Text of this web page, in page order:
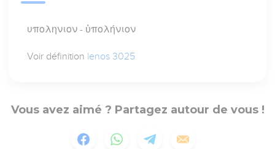
υποληνιον - ὑπολήνιον
Voir définition lenos 3025
Vous avez aimé ? Partagez autour de vous !